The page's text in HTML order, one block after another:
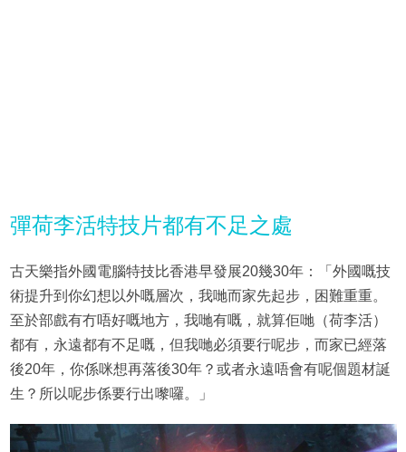
彈荷李活特技片都有不足之處
古天樂指外國電腦特技比香港早發展20幾30年：「外國嘅技
術提升到你幻想以外嘅層次，我哋而家先起步，困難重重。
至於部戲有冇唔好嘅地方，我哋有嘅，就算佢哋（荷李活）
都有，永遠都有不足嘅，但我哋必須要行呢步，而家已經落
後20年，你係咪想再落後30年？或者永遠唔會有呢個題材誕
生？所以呢步係要行出嚟囉。」